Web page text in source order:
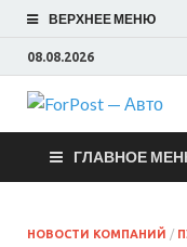
ВЕРХНЕЕ МЕНЮ
08.08.2026
ГЛАВНОЕ
НОВОСТИ КОМПАНИЙ /